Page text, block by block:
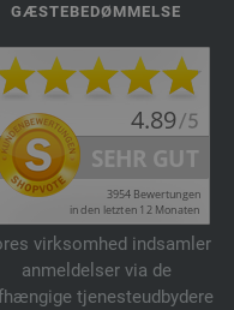
GÆSTEBEDØMMELSE
virksomhed indsamler
anmeldelser via de
tjenesteudbydere